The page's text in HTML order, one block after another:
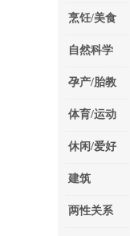
烹饪/美食
自然科学
孕产/胎教
体育/运动
休闲/爱好
建筑
两性关系